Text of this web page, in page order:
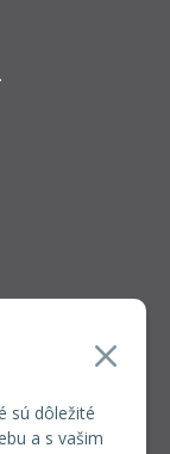
sú dôležité
a s vašim